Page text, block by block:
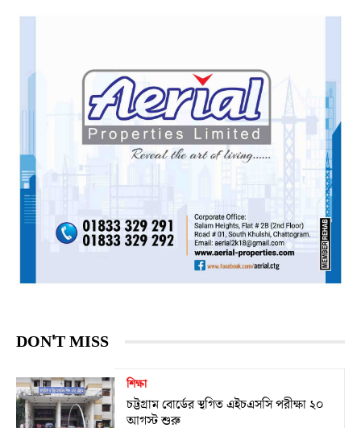
DON'T MISS
শিক্ষা
চট্টগ্রাম বোর্ডের স্থগিত এইচএসসি পরীক্ষা ২০
আগস্ট শুরু